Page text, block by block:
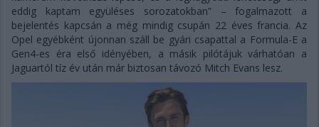
eddig kaptam együléses sorozatokban” – fogalmazott a
bejelentés kapcsán a még mindig csupán 22 éves francia. Az
Opel egyébként újonnan száll be gyári csapattal a Formula-E a
Gen4-es éra első idényében, a másik pilótájuk várhatóan a
Jaguartól tíz év után már biztosan távozó Mitch Evans lesz.